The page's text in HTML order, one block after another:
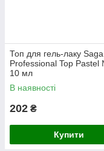
Топ для гель-лаку Saga
Professional Top Pastel
10 мл
В наявності
202 ₴
Купити